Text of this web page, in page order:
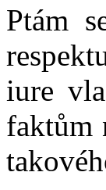
Ptám
iure
faktům